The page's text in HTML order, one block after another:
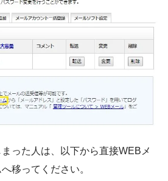
った人は、以下から直接WEBメ
移ってください。